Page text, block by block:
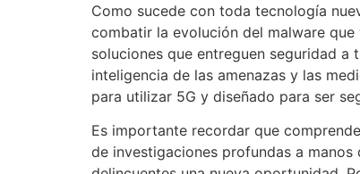
Como sucede con toda tecnología
combatir la evolución del malware
soluciones que entreguen seguridad a
inteligencia de las amenazas y las
para utilizar 5G y diseñado para ser
Es importante recordar que
de investigaciones profundas a